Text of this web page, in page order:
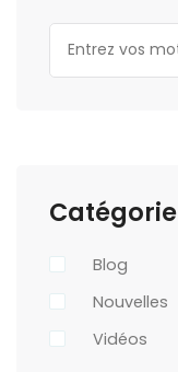
Catégorie
Blog
Nouvelles
Vidéos